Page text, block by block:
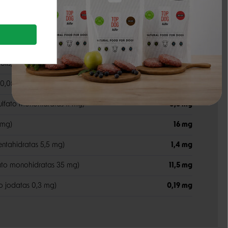
434 TV
15,5 mg
mg)
monohidratas 11 mg) 3,5 mg
16 mg
5,5 mg) 1,4 mg
monohidratas 35 mg) 11,5 mg
jodatas 0,3 mg) 0,19 mg